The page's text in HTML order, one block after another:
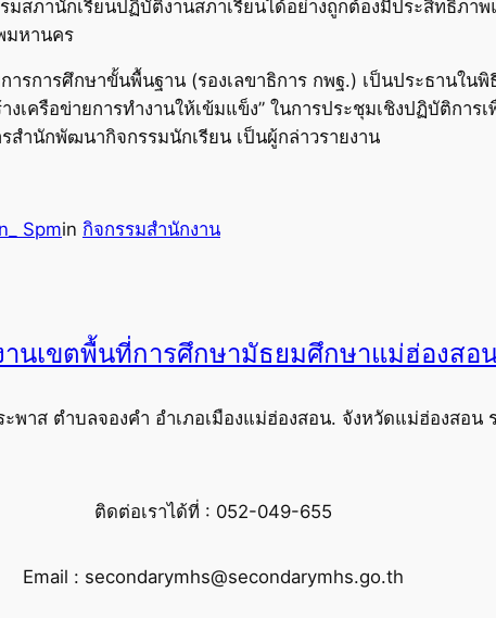
มสภานักเรียนปฏิบัติงานสภาเรียนได้อย่างถูกต้องมีประสิทธิภ
มหานคร
รการศึกษาขั้นพื้นฐาน (รองเลขาธิการ กพฐ.) เป็นประธานใน
เครือข่ายการทำงานให้เข้มแข็ง” ในการประชุมเชิงปฏิบัติกา
ำนักพัฒนากิจกรรมนักเรียน เป็นผู้กล่าวรายงาน
Spmin กิจกรรมสำนักงาน
านเขตพื้นที่การศึกษามัธยมศึกษาแม่ฮ่องสอ
พาส ตำบลจองคำ อำเภอเมืองแม่ฮ่องสอน. จังหวัดแม่ฮ่องสอน
ติดต่อเราได้ที่ : 052-049-655
Email : secondarymhs@secondarymhs.go.th